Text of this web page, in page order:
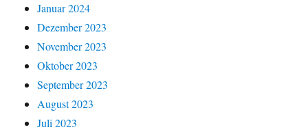
Januar 2024
Dezember 2023
November 2023
Oktober 2023
September 2023
August 2023
Juli 2023